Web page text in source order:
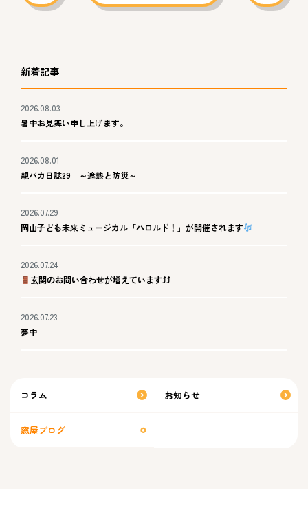
新着記事
2026.08.03
暑中お見舞い申し上げます。
2026.08.01
親バカ日誌29 ～遮熱と防災～
2026.07.29
岡山子ども未来ミュージカル「ハロルド！」が開催されます
2026.07.24
玄関のお問い合わせが増えています⤴⤴
2026.07.23
夢中
コラム お知らせ
窓屋ブログ